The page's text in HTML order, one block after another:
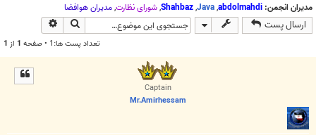
مدیران انجمن: abdolmahdi
,
Java
,
Shahbaz
,شوراي نظارت,مديران هوافضا
ارسال پست جستجو
تعداد پست ها:1 • صفحه 1 از 1
Captain
Mr.Amirhessam